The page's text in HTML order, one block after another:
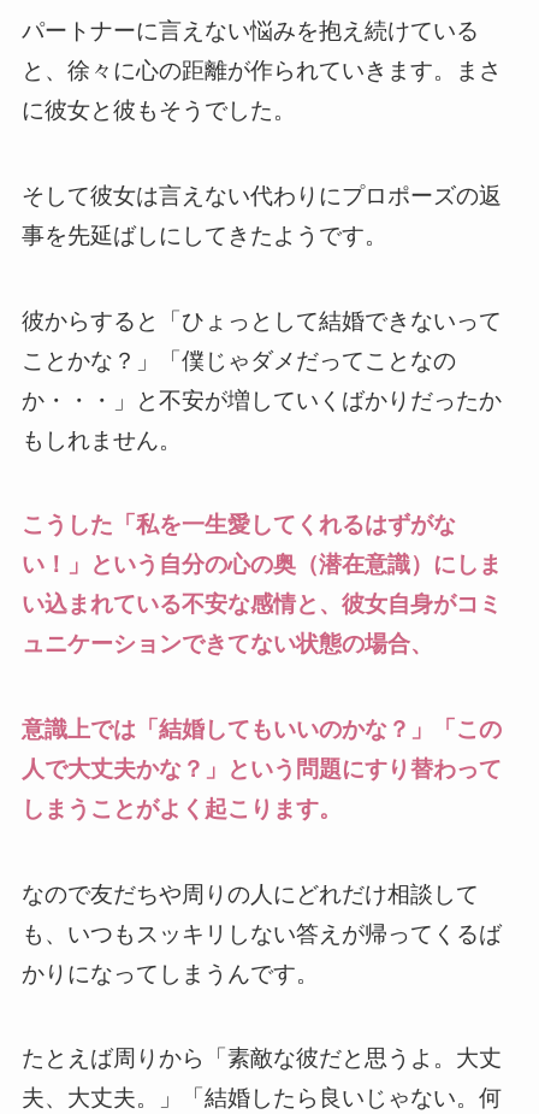
パートナーに言えない悩みを抱え続けている
と、徐々に心の距離が作られていきます。まさ
に彼女と彼もそうでした。
そして彼女は言えない代わりにプロポーズの返
事を先延ばしにしてきたようです。
彼からすると「ひょっとして結婚できないって
ことかな？」「僕じゃダメだってことなの
か・・・」と不安が増していくばかりだったか
もしれません。
こうした「私を一生愛してくれるはずがな
い！」という自分の心の奥（潜在意識）にしま
い込まれている不安な感情と、彼女自身がコミ
ュニケーションできてない状態の場合、
意識上では「結婚してもいいのかな？」「この
人で大丈夫かな？」という問題にすり替わって
しまうことがよく起こります。
なので友だちや周りの人にどれだけ相談して
も、いつもスッキリしない答えが帰ってくるば
かりになってしまうんです。
たとえば周りから「素敵な彼だと思うよ。大丈
夫、大丈夫。」「結婚したら良いじゃない。何